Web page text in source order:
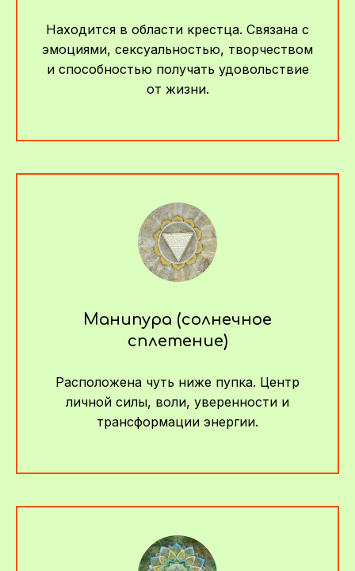
Находится в области крестца. Связана с
эмоциями, сексуальностью, творчеством
и способностью получать удовольствие
от жизни.
Манипура (солнечное
сплетение)
Расположена чуть ниже пупка. Центр
личной силы, воли, уверенности и
трансформации энергии.